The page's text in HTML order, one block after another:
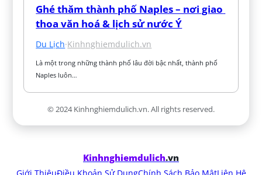
Ghé thăm thành phố Naples – nơi giao
thoa văn hoá & lịch sử nước Ý
Du Lịch·Kinhnghiemdulich.vn
Là một trong những thành phố lâu đời bậc nhất, thành phố
Naples luôn…
© 2024 Kinhnghiemdulich.vn. All rights reserved.
Kinhnghiemdulich.vn
Giới ThiệuĐiều Khoản Sử DụngChính Sách Bảo MậtLiên Hệ